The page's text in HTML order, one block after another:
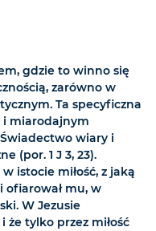
gdzie to winno się
zarówno w
Ta specyficzna
i miarodajnym
wiary i
(por. 1 J 3, 23).
istocie miłość, z jaką
ofiarował mu, w
W Jezusie
że tylko przez miłość